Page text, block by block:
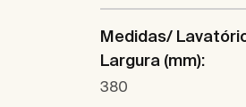
Medidas/
Largura (mm):
380